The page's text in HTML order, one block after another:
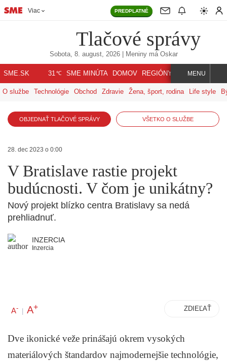
Viac PREDPLATNÉ
Tlačové správy
Sobota, 8. august, 2026| Meniny má Oskar
SME.SK 31℃ SME MINÚTA DOMOV REGIÓNY INDEX SVET
MENU
O službe Technológie Obchod Zdravie Žena, šport, rodina Life style
OBJEDNAŤ TLAČOVÉ SPRÁVY VŠETKO O SLUŽBE
28. dec 2023 o 0:00
V Bratislave rastie projekt
budúcnosti. V čom je unikátny?
Nový projekt blízko centra Bratislavy sa nedá
prehliadnuť.
INZERCIA
Inzercia
A- | A+ ZDIEĽAŤ
Dve ikonické veže prinášajú okrem vysokých
materiálových štandardov najmodernejšie technológie,